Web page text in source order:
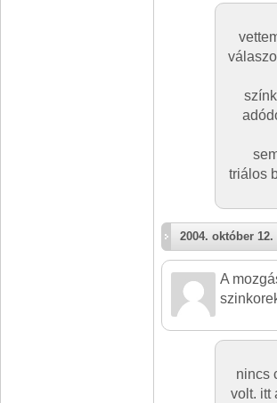
triálos
2004. október 12.
A
nincs
volt. itt